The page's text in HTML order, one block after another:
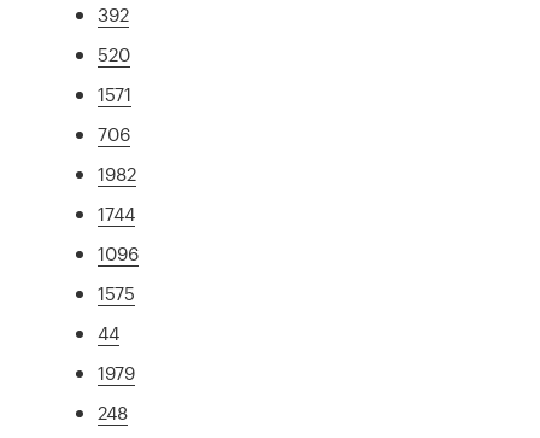
392
520
1571
706
1982
1744
1096
1575
44
1979
248